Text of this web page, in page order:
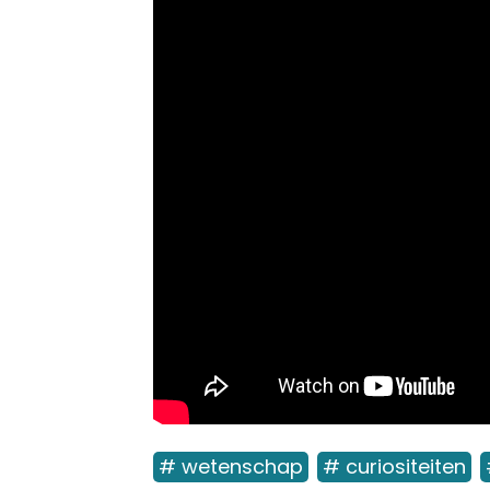
# wetenschap # curiositeiten